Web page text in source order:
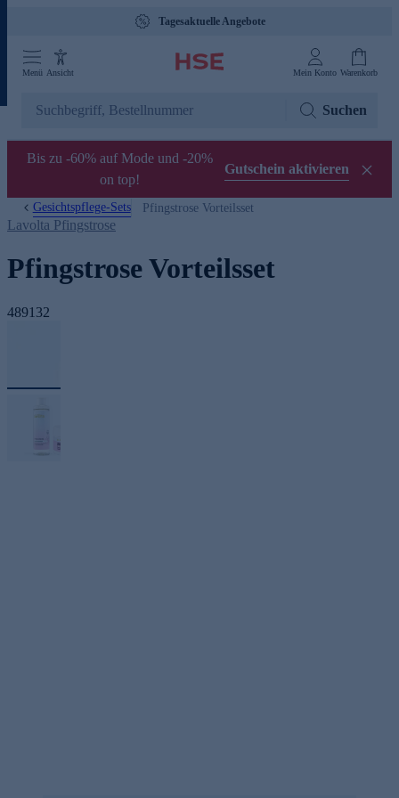
Tagesaktuelle Angebote
Menü Ansicht Mein Konto Warenkorb
Suchen
Bis zu -60% auf Mode und -20%
on top!
Gutschein aktivieren
Gesichtspflege-Sets Pfingstrose Vorteilsset
Lavolta Pfingstrose
Pfingstrose Vorteilsset
489132